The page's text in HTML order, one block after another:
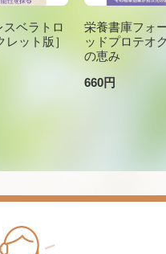
スベラトロ
ット版］
栄養書庫フォ
ッドプロテオ
の恵み
660円